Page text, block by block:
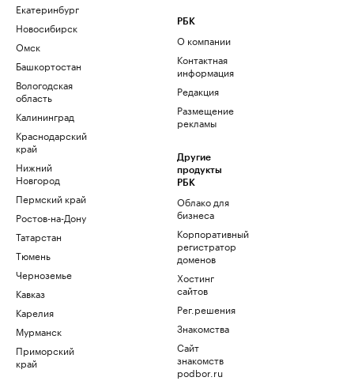
Екатеринбург
Новосибирск
Омск
Башкортостан
Вологодская
область
Калининград
Краснодарский
край
Нижний
Новгород
Пермский край
Ростов-на-Дону
Татарстан
Тюмень
Черноземье
Кавказ
Карелия
Мурманск
Приморский
край
РБК
О компании
Контактная
информация
Редакция
Размещение
рекламы
Другие
продукты
РБК
Облако для
бизнеса
Корпоративный
регистратор
доменов
Хостинг
сайтов
Рег.решения
Знакомства
Сайт
знакомств
podbor.ru